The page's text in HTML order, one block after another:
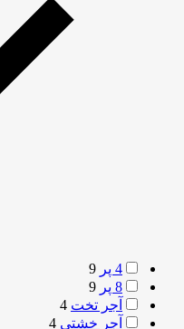
4 پر
9
8 پر
9
آجر تخت 4
آجر خشتی 4